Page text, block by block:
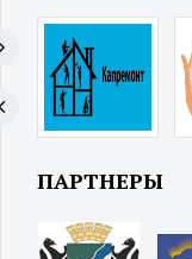
ПАРТНЕРЫ